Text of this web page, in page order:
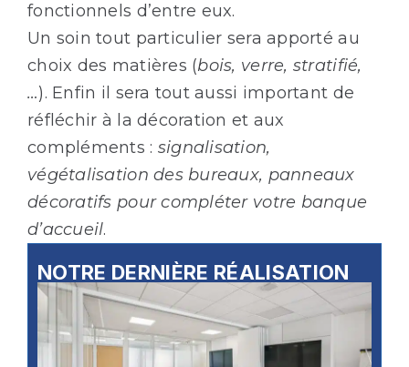
fonctionnels d’entre eux.
Un soin tout particulier sera apporté au
choix des matières (bois, verre, stratifié,
…). Enfin il sera tout aussi important de
réfléchir à la décoration et aux
compléments : signalisation,
végétalisation des bureaux, panneaux
décoratifs pour compléter votre banque
d’accueil.
NOTRE DERNIÈRE RÉALISATION